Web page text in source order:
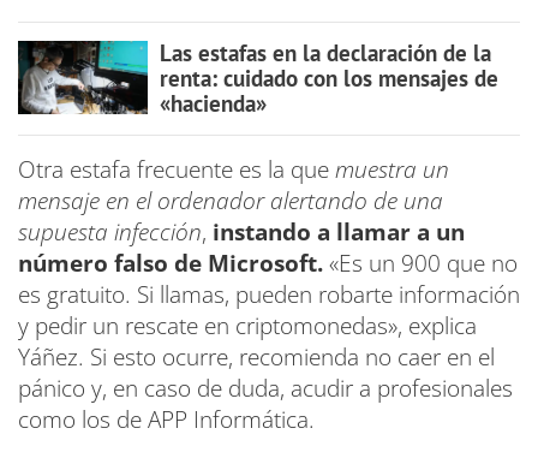
Las estafas en la declaración de la
renta: cuidado con los mensajes de
«hacienda»
Otra estafa frecuente es la quemuestra un
mensaje en el ordenador alertando de una
supuesta infección, instando a llamar a un
número falso de Microsoft.«Es un 900 que no
es gratuito. Si llamas, pueden robarte información
y pedir un rescate en criptomonedas», explica
Yáñez. Si esto ocurre, recomienda no caer en el
pánico y, en caso de duda, acudir a profesionales
como los de APP Informática.